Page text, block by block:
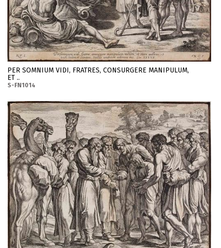
PER SOMNIUM VIDI, FRATRES, CONSURGERE MANIPULUM,
ET ..
S-FN1014